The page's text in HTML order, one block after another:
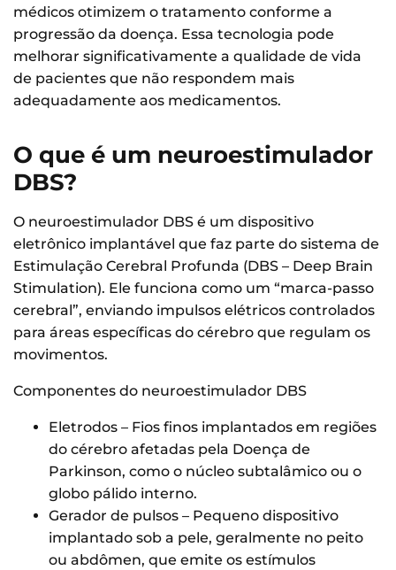
médicos otimizem o tratamento conforme a
progressão da doença. Essa tecnologia pode
melhorar significativamente a qualidade de vida
de pacientes que não respondem mais
adequadamente aos medicamentos.
O que é um neuroestimulador
DBS?
O neuroestimulador DBS é um dispositivo
eletrônico implantável que faz parte do sistema de
Estimulação Cerebral Profunda (DBS – Deep Brain
Stimulation). Ele funciona como um “marca-passo
cerebral”, enviando impulsos elétricos controlados
para áreas específicas do cérebro que regulam os
movimentos.
Componentes do neuroestimulador DBS
Eletrodos – Fios finos implantados em regiões
do cérebro afetadas pela Doença de
Parkinson, como o núcleo subtalâmico ou o
globo pálido interno.
Gerador de pulsos – Pequeno dispositivo
implantado sob a pele, geralmente no peito
ou abdômen, que emite os estímulos